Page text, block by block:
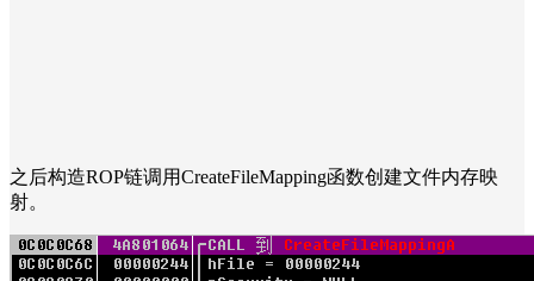
之后构造ROP链调用CreateFileMapping函数创建文件内存映
射。